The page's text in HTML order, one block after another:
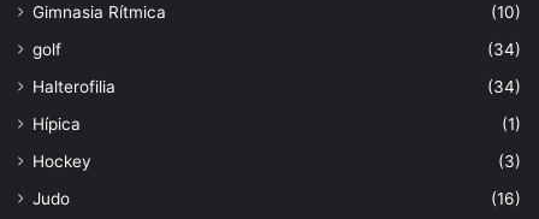
Gimnasia Rítmica
(10)
golf
(34)
Halterofilia
(34)
Hípica
(1)
Hockey
(3)
Judo
(16)